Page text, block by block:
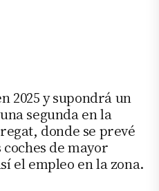
2025 y supondrá un
segunda en la
donde se prevé
de mayor
el empleo en la zona.